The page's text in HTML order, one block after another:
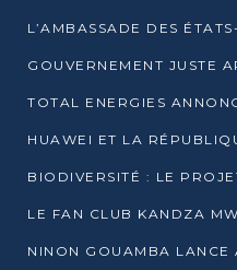
GOUVERNEMENT JUSTE